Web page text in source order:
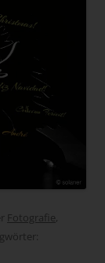
Fotografie,